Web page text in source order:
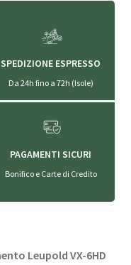
SPEDIZIONE ESPRESSO
Da 24h fino a 72h (Isole)
PAGAMENTI SICURI
Bonifico e Carte di Credito